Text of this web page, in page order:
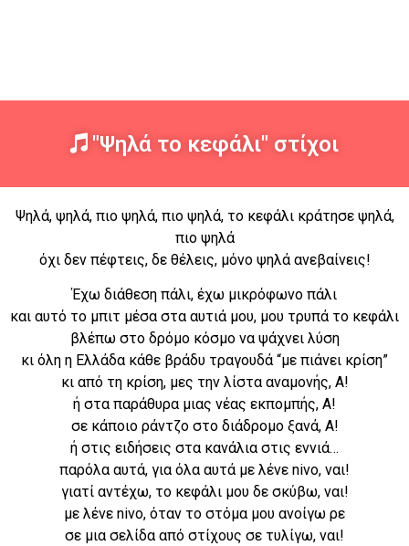
"Ψηλά το κεφάλι" στίχοι
Ψηλά, ψηλά, πιο ψηλά, πιο ψηλά, το κεφάλι κράτησε ψηλά,
πιο ψηλά
όχι δεν πέφτεις, δε θέλεις, μόνο ψηλά ανεβαίνεις!
Έχω διάθεση πάλι, έχω μικρόφωνο πάλι
και αυτό το μπιτ μέσα στα αυτιά μου, μου τρυπά το κεφάλι
βλέπω στο δρόμο κόσμο να ψάχνει λύση
κι όλη η Ελλάδα κάθε βράδυ τραγουδά “με πιάνει κρίση”
κι από τη κρίση, μες την λίστα αναμονής, Α!
ή στα παράθυρα μιας νέας εκπομπής, Α!
σε κάποιο ράντζο στο διάδρομο ξανά, Α!
ή στις ειδήσεις στα κανάλια στις εννιά…
παρόλα αυτά, για όλα αυτά με λένε nivo, ναι!
γιατί αντέχω, το κεφάλι μου δε σκύβω, ναι!
με λένε nivo, όταν το στόμα μου ανοίγω ρε
σε μια σελίδα από στίχους σε τυλίγω, ναι!